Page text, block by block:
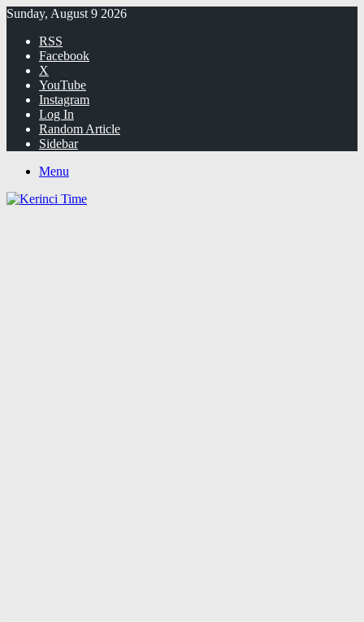
Sunday, August 9 2026
RSS
Facebook
X
YouTube
Instagram
Log In
Random Article
Sidebar
Menu